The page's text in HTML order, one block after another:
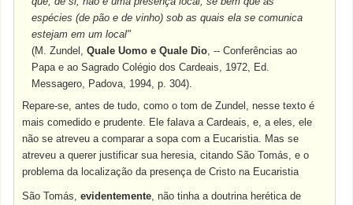
espécies (de pão e de vinho) sob as quais ela se comunica
estejam em um local"
(M. Zundel,Quale Uomo e Quale Dio, -- Conferências ao
Papa e ao Sagrado Colégio dos Cardeais, 1972, Ed.
Messagero, Padova, 1994, p. 304).
Repare-se, antes de tudo, como o tom de Zundel, nesse texto é
mais comedido e prudente. Ele falava a Cardeais, e, a eles, ele
não se atreveu a comparar a sopa com a Eucaristia. Mas se
atreveu a querer justificar sua heresia, citando São Tomás, e o
problema da localização da presença de Cristo na Eucaristia
São Tomás,evidentemente, não tinha a doutrina herética de